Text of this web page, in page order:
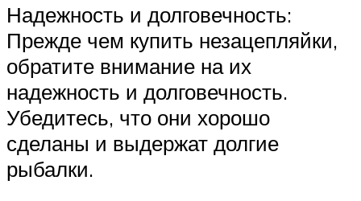
Надежность и долговечность:
Прежде чем купить незацепляйки,
обратите внимание на их
надежность и долговечность.
Убедитесь, что они хорошо
сделаны и выдержат долгие
рыбалки.